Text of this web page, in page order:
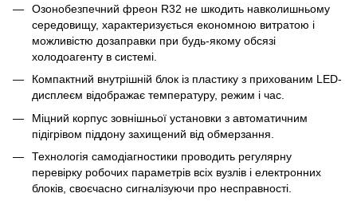
Озонобезпечний фреон R32 не шкодить навколишньому
середовищу, характеризується економною витратою і
можливістю дозаправки при будь-якому обсязі
холодоагенту в системі.
Компактний внутрішній блок із пластику з прихованим LED-
дисплеєм відображає температуру, режим і час.
Міцний корпус зовнішньої установки з автоматичним
підігрівом піддону захищений від обмерзання.
Технологія самодіагностики проводить регулярну
перевірку робочих параметрів всіх вузлів і електронних
блоків, своєчасно сигналізуючи про несправності.